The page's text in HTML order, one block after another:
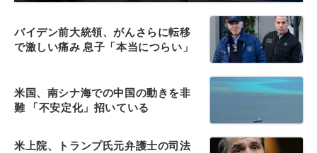
バイデン前大統領、がんさらに転移
で激しい痛み 息子「本当につらい」
米国、南シナ海での中国の動きを非
難 「不安定化」招いている
米上院、トランプ氏元弁護士の司法